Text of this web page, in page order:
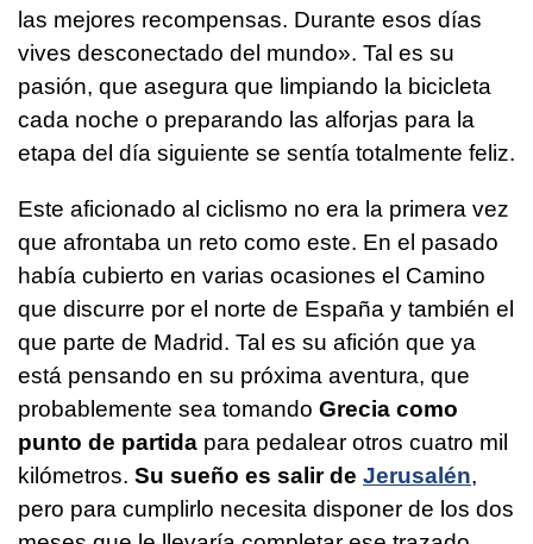
las mejores recompensas. Durante esos días
vives desconectado del mundo». Tal es su
pasión, que asegura que limpiando la bicicleta
cada noche o preparando las alforjas para la
etapa del día siguiente se sentía totalmente feliz.
Este aficionado al ciclismo no era la primera vez
que afrontaba un reto como este. En el pasado
había cubierto en varias ocasiones el Camino
que discurre por el norte de España y también el
que parte de Madrid. Tal es su afición que ya
está pensando en su próxima aventura, que
probablemente sea tomando Grecia como
punto de partida para pedalear otros cuatro mil
kilómetros. Su sueño es salir de Jerusalén,
pero para cumplirlo necesita disponer de los dos